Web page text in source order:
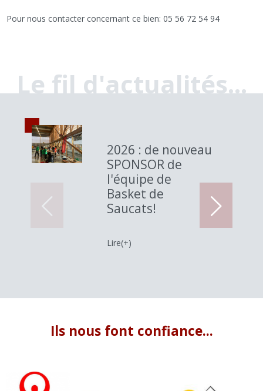
Pour nous contacter concernant ce bien: 05 56 72 54 94
Le fil d'actualités...
2026 : de nouveau
SPONSOR de
l'équipe de
Basket de
Saucats!
Lire(+)
Ils nous font confiance...